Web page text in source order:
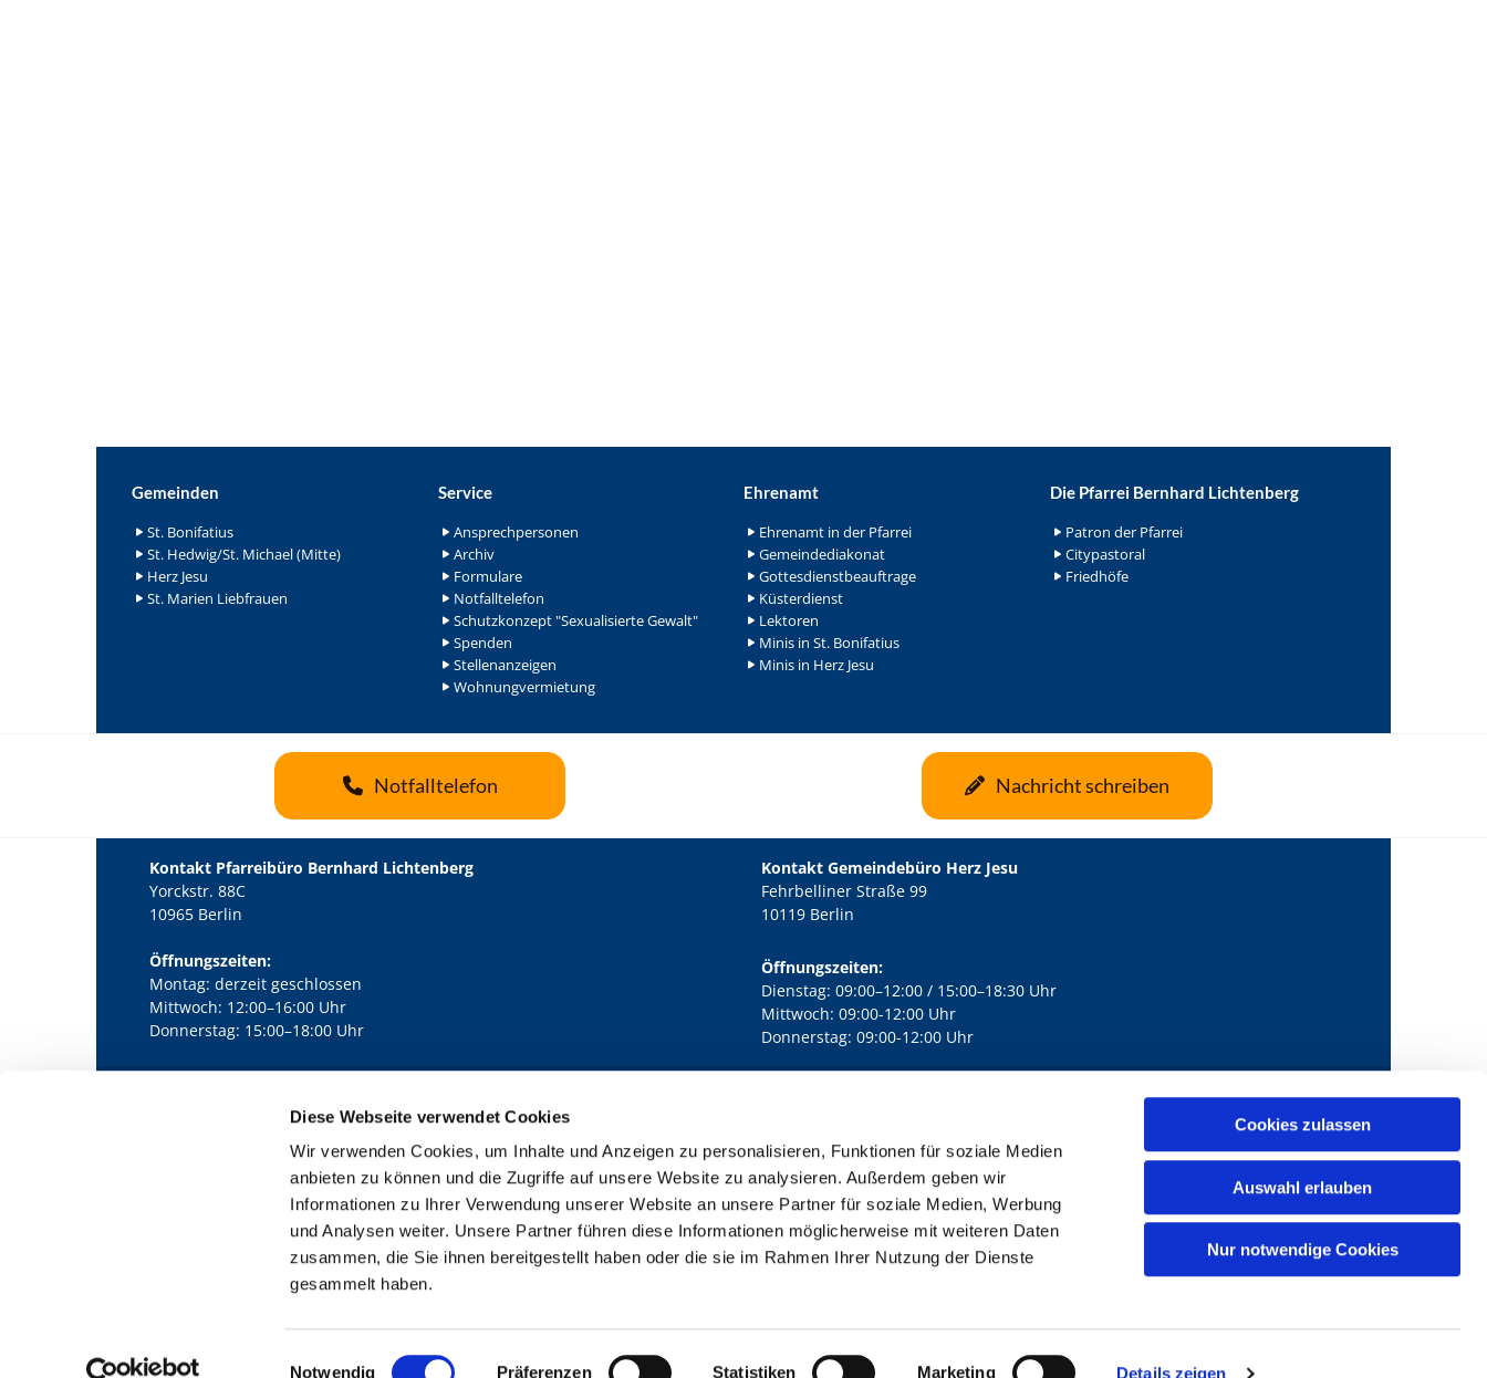
Diese Webseite verwendet Cookies
Wir verwenden Cookies, um Inhalte und Anzeigen zu personalisieren, Funktionen für soziale Medien
anbieten zu können und die Zugriffe auf unsere Website zu analysieren. Außerdem geben wir
Informationen zu Ihrer Verwendung unserer Website an unsere Partner für soziale Medien, Werbung
und Analysen weiter. Unsere Partner führen diese Informationen möglicherweise mit weiteren Daten
zusammen, die Sie ihnen bereitgestellt haben oder die sie im Rahmen Ihrer Nutzung der Dienste
gesammelt haben.
Notwendig Präferenzen Statistiken Marketing Details zeigen
Cookies zulassen
Auswahl erlauben
Nur notwendige Cookies
Gemeinden
St. Bonifatius
St. Hedwig/St. Michael (Mitte)
Herz Jesu
St. Marien Liebfrauen
Service
Ansprechpersonen
Archiv
Formulare
Notfalltelefon
Schutzkonzept "Sexualisierte Gewalt"
Spenden
Stellenanzeigen
Wohnungvermietung
Ehrenamt
Ehrenamt in der Pfarrei
Gemeindediakonat
Gottesdienstbeauftrage
Küsterdienst
Lektoren
Minis in St. Bonifatius
Minis in Herz Jesu
Die Pfarrei Bernhard Lichtenberg
Patron der Pfarrei
Citypastoral
Friedhöfe
Notfalltelefon Nachricht schreiben
Kontakt Pfarreibüro Bernhard Lichtenberg
Yorckstr. 88C
10965 Berlin
Öffnungszeiten:
Montag: derzeit geschlossen
Mittwoch: 12:00–16:00 Uhr
Donnerstag: 15:00–18:00 Uhr
Kontakt Gemeindebüro Herz Jesu
Fehrbelliner Straße 99
10119 Berlin
Öffnungszeiten:
Dienstag: 09:00–12:00 / 15:00–18:30 Uhr
Mittwoch: 09:00-12:00 Uhr
Donnerstag: 09:00-12:00 Uhr
Kath. Kirchengemeinde Pfarrei Bernhard Lichtenberg Berlin-Mitte · Yorckstr. 88C, 10965 Berlin mail@bernhard-lichtenberg.berlin
Kontaktinformationen Impressum